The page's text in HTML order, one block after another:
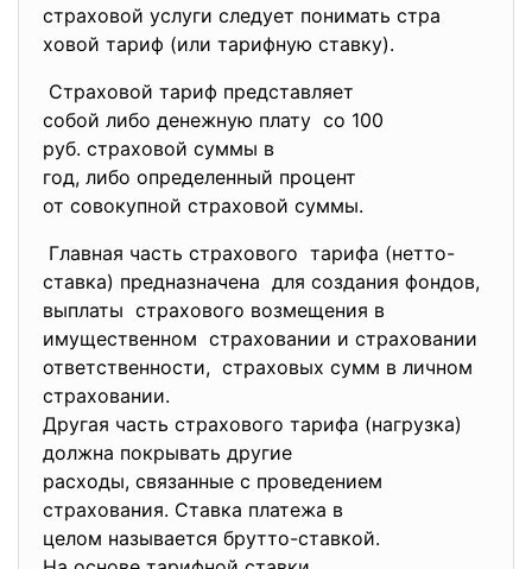
страховой услуги следует понимать стра
ховой тариф (или тарифную ставку).
Страховой тариф представляет
собой либо денежную плату со 100
руб. страховой суммы в
год, либо определенный процент
от совокупной страховой суммы.
Главная часть страхового тарифа (нетто-
ставка) предназначена для создания фондов,
выплаты страхового возмещения в
имущественном страховании и страховании
ответственности, страховых сумм в личном
страховании.
Другая часть страхового тарифа (нагрузка)
должна покрывать другие
расходы, связанные с проведением
страхования. Ставка платежа в
целом называется брутто-ставкой.